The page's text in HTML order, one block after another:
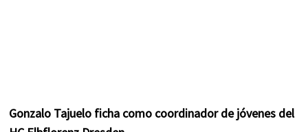
Gonzalo Tajuelo ficha como coordinador de jóvenes del